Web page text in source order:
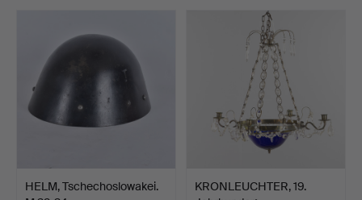
HELM, Tschechoslowakei.
KRONLEUCHTER, 19.